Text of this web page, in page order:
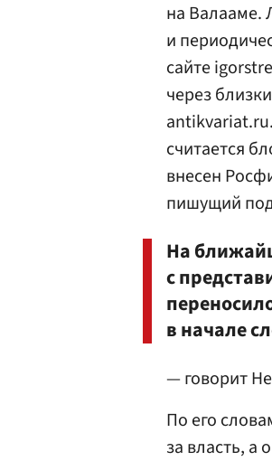
на Валааме.
и
сайте
через
считается
внесен
пишущий
На
с
в начале
— говорит
По его
за власть, а